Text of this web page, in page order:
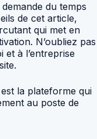
du temps
de cet article,
qui met en
N’oubliez pas
et à l’entreprise
la plateforme qui
au poste de